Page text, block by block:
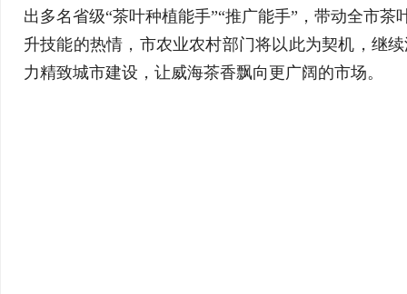
出多名省级“茶叶种植能手”“推广能手”，带动全市
升技能的热情，市农业农村部门将以此为契机，继
力精致城市建设，让威海茶香飘向更广阔的市场。